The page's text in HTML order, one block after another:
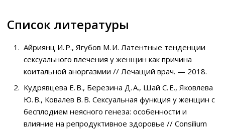
Список литературы
Айриянц И. Р., Ягубов М. И. Латентные тенденции
сексуального влечения у женщин как причина
коитальной аноргазмии // Лечащий врач. — 2018.
Кудрявцева Е. В., Березина Д. А., Шай С. Е., Яковлева
Ю. В., Ковалев В. В. Сексуальная функция у женщин с
бесплодием неясного генеза: особенности и
влияние на репродуктивное здоровье // Consilium